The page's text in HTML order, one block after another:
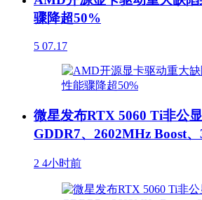
骤降超50%
5 07.17
微星发布RTX 5060 Ti非公
GDDR7、2602MHz Boost
2 4小时前